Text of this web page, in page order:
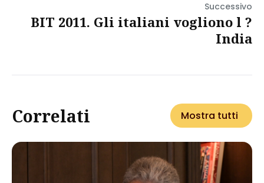
Successivo
BIT 2011. Gli italiani vogliono l ?
India
Correlati Mostra tutti